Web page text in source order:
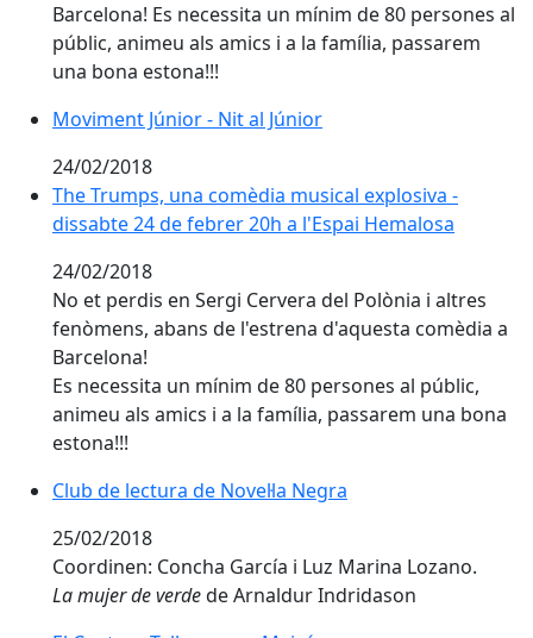
Barcelona! Es necessita un mínim de 80 persones al
públic, animeu als amics i a la família, passarem
una bona estona!!!
Moviment Júnior - Nit al Júnior
Moviment Júnior - Nit al Júnior
24/02/2018
The Trumps, una comèdia musical explosiva -
The Trumps, una comèdia musical explosiva -
dissabte 24 de febrer 20h a l'Espai Hemalosa
24/02/2018
No et perdis en Sergi Cervera del Polònia i altres
fenòmens, abans de l'estrena d'aquesta comèdia a
Barcelona!
Es necessita un mínim de 80 persones al públic,
animeu als amics i a la família, passarem una bona
estona!!!
Club de lectura de Novel·la Negra
Club de lectura de Novel·la Negra
25/02/2018
Coordinen: Concha García i Luz Marina Lozano.
La mujer de verdede Arnaldur Indridason